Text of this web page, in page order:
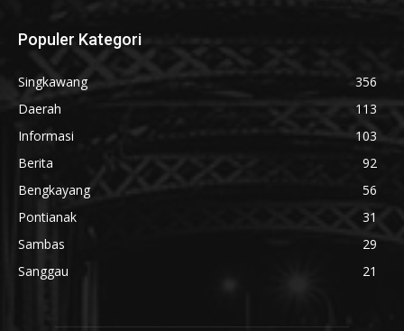
Populer Kategori
Singkawang
356
Daerah
113
Informasi
103
Berita
92
Bengkayang
56
Pontianak
31
Sambas
29
Sanggau
21